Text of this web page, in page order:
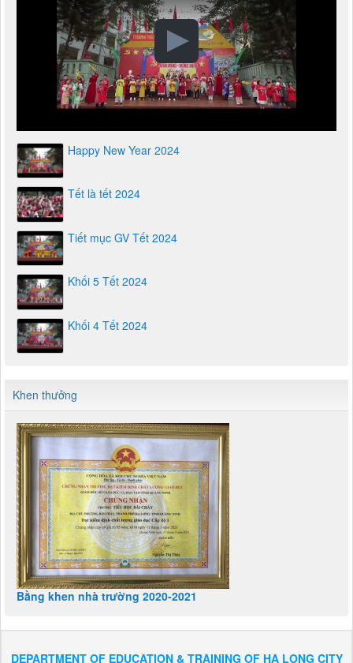
Happy New Year 2024
Tết là tết 2024
Tiết mục GV Tết 2024
Khối 5 Tết 2024
Khối 4 Tết 2024
Khen thưởng
Bằng khen nhà trường 2020-2021
DEPARTMENT OF EDUCATION & TRAINING OF HA LONG CITY